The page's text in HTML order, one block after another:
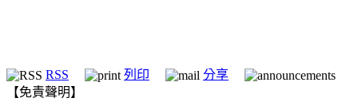
RSS 列印 分享
【免責聲明】